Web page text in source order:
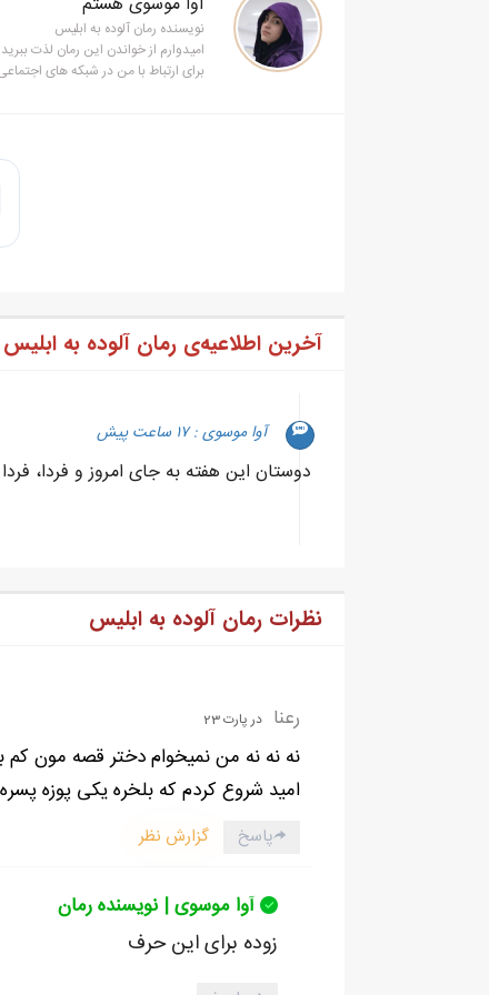
نویسنده رمان آلوده به ابلیس
امیدوارم از خواندن این رمان لذت
برای ارتباط با من در شبکه های
آخرین اطلاعیه‌ی رمان آلوده به ابلیس
آوا موسوی : ۱۷ ساعت پیش
دوستان این هفته به جای امروز و فردا،
نظرات رمان آلوده به ابلیس
رعنا در پارت 23
نه نه نه من نمیخوام دختر قصه مون کم
امید شروع کردم که بلخره یکی پوزه
پاسخ گزارش نظر
آوا موسوی | نویسنده رمان
زوده برای این حرف